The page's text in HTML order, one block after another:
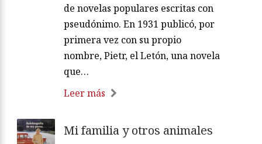
de novelas populares escritas con
pseudónimo. En 1931 publicó, por
primera vez con su propio
nombre, Pietr, el Letón, una novela
que…
Leer más
Mi familia y otros animales